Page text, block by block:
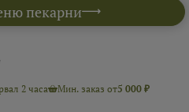
пекарни
2 часа Мин. заказ от5 000 ₽